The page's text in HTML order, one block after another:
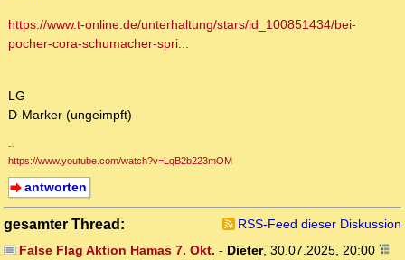
https://www.t-online.de/unterhaltung/stars/id_100851434/bei-
pocher-cora-schumacher-spri...
LG
D-Marker (ungeimpft)
--
https://www.youtube.com/watch?v=LqB2b223mOM
antworten
gesamter Thread:
RSS-Feed dieser Diskussion
False Flag Aktion Hamas 7. Okt. - Dieter, 30.07.2025, 20:00